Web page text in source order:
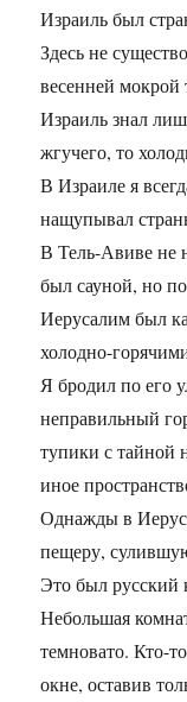
Израиль был
Здесь не
весенней
Израиль знал
жгучего, то
В Израиле я
нащупывал
В Тель-Авиве не
был сауной, но
Иерусалим был
холодно-
Я бродил по его
неправильный
тупики с тайной
иное
Однажды в
пещеру,
Это был
Небольшая
темновато. Кто-
окне, оставив